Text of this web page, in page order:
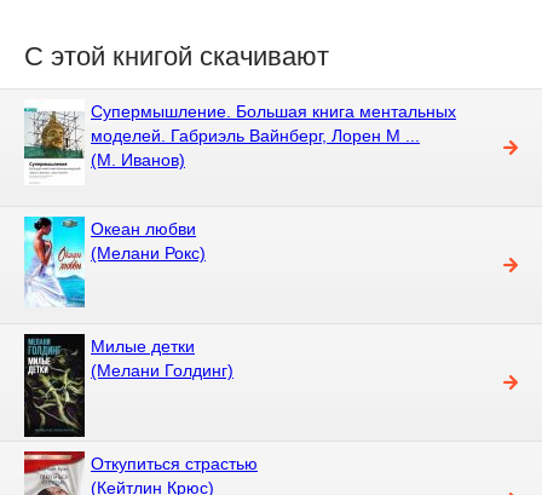
С этой книгой скачивают
Супермышление. Большая книга ментальных
моделей. Габриэль Вайнберг, Лорен М ...
(М. Иванов)
Океан любви
(Мелани Рокс)
Милые детки
(Мелани Голдинг)
Откупиться страстью
(Кейтлин Крюс)